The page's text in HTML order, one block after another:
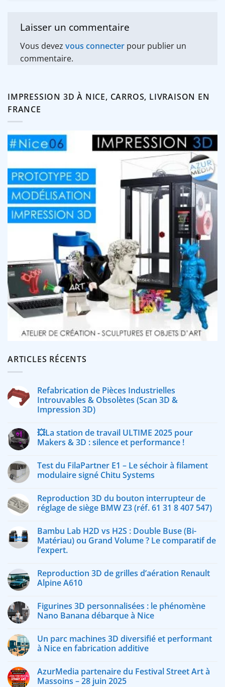
Laisser un commentaire
Vous devez vous connecter pour publier un
commentaire.
IMPRESSION 3D À NICE, CARROS, LIVRAISON EN
FRANCE
ARTICLES RÉCENTS
Refabrication de Pièces Industrielles
Introuvables & Obsolètes (Scan 3D &
Impression 3D)
💥La station de travail ULTIME 2025 pour
Makers & 3D : silence et performance !
Test du FilaPartner E1 – Le séchoir à filament
modulaire signé Chitu Systems
Reproduction 3D du bouton interrupteur de
réglage de siège BMW Z3 (réf. 61 31 8 407 547)
Bambu Lab H2D vs H2S : Double Buse (Bi-
Matériau) ou Grand Volume ? Le comparatif de
l’expert.
Reproduction 3D de grilles d’aération Renault
Alpine A610
Figurines 3D personnalisées : le phénomène
Nano Banana débarque à Nice
Un parc machines 3D diversifié et performant
à Nice en fabrication additive
AzurMedia partenaire du Festival Street Art à
Massoins – 28 juin 2025